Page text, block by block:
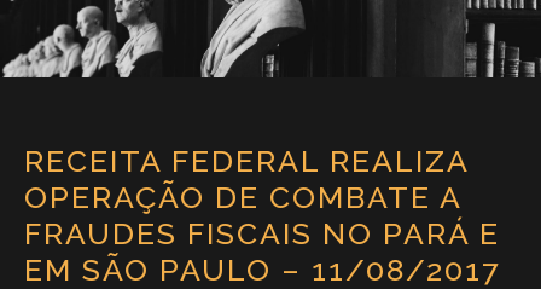
RECEITA FEDERAL REALIZA
OPERAÇÃO DE COMBATE A
FRAUDES FISCAIS NO PARÁ E
EM SÃO PAULO – 11/08/2017